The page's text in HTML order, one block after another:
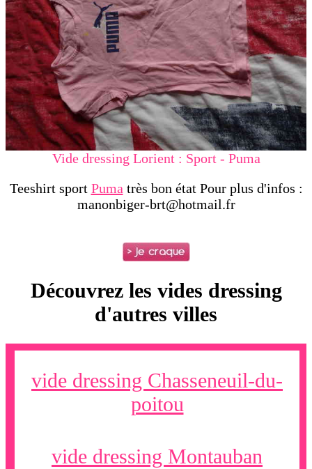
Vide dressing Lorient : Sport - Puma
Teeshirt sport Puma très bon état Pour plus d'infos :
manonbiger-brt@hotmail.fr
Découvrez les vides dressing
d'autres villes
vide dressing Chasseneuil-du-
poitou
vide dressing Montauban